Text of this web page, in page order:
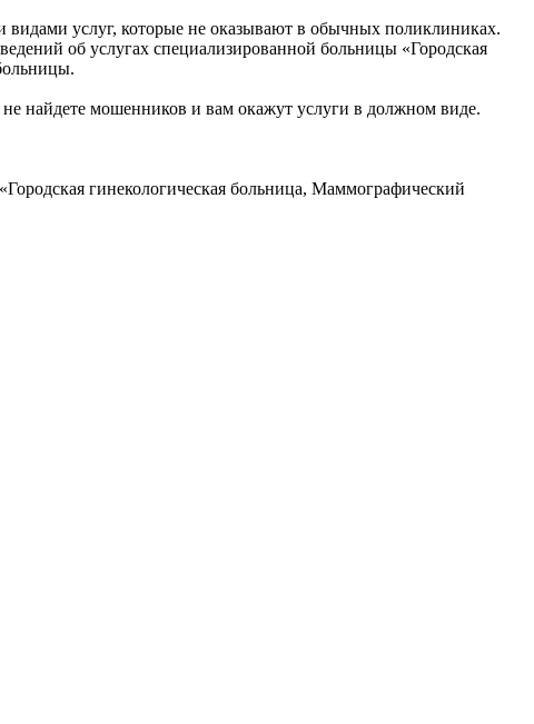
услуг, которые не оказывают в обычных поликлиниках.
об услугах специализированной больницы «Городская
найдете мошенников и вам окажут услуги в должном виде.
гинекологическая больница, Маммографический